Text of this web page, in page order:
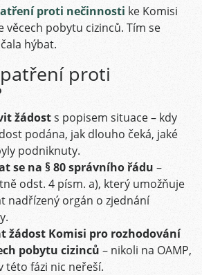
proti nečinnosti ke Komisi
věcech pobytu cizinců. Tím se
hýbat.
proti
žádosts popisem situace – kdy
podána, jak dlouho čeká, jaké
podniknuty.
se na § 80 správního řádu –
odst. 4 písm. a), který umožňuje
nadřízený orgán o zjednání
žádost Komisi pro rozhodování
pobytu cizinců – nikoli na OAMP,
této fázi nic neřeší.